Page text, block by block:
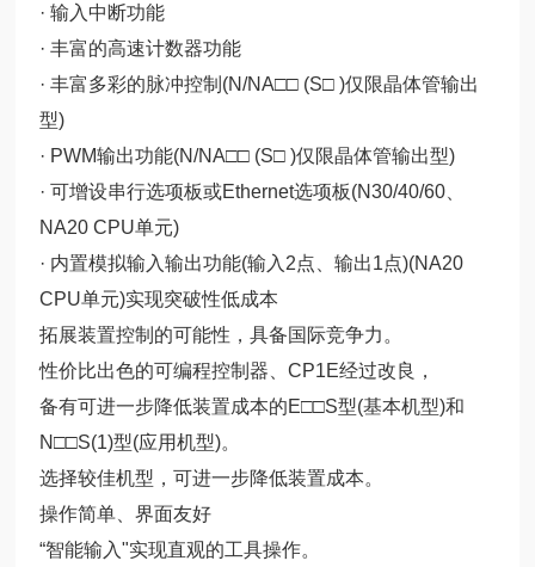
· 输入中断功能
· 丰富的高速计数器功能
· 丰富多彩的脉冲控制(N/NA□□ (S□ )仅限晶体管输出
型)
· PWM输出功能(N/NA□□ (S□ )仅限晶体管输出型)
· 可增设串行选项板或Ethernet选项板(N30/40/60、
NA20 CPU单元)
· 内置模拟输入输出功能(输入2点、输出1点)(NA20
CPU单元)实现突破性低成本
拓展装置控制的可能性，具备国际竞争力。
性价比出色的可编程控制器、CP1E经过改良，
备有可进一步降低装置成本的E□□S型(基本机型)和
N□□S(1)型(应用机型)。
选择较佳机型，可进一步降低装置成本。
操作简单、界面友好
“智能输入"实现直观的工具操作。